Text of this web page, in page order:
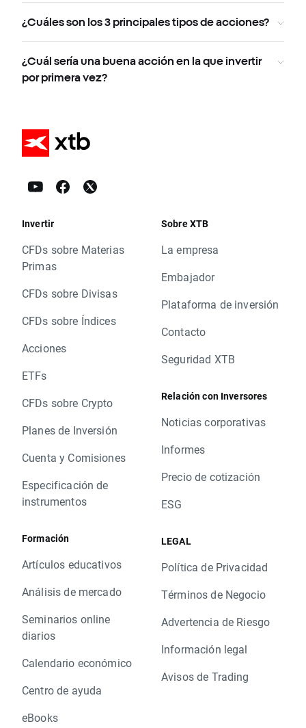
¿Cuáles son los 3 principales tipos de acciones?
¿Cuál sería una buena acción en la que invertir
por primera vez?
Invertir
CFDs sobre Materias
Primas
CFDs sobre Divisas
CFDs sobre Índices
Acciones
ETFs
CFDs sobre Crypto
Planes de Inversión
Cuenta y Comisiones
Especificación de
instrumentos
Formación
Artículos educativos
Análisis de mercado
Seminarios online
diarios
Calendario económico
Centro de ayuda
eBooks
Sobre XTB
La empresa
Embajador
Plataforma de inversión
Contacto
Seguridad XTB
Relación con Inversores
Noticias corporativas
Informes
Precio de cotización
ESG
LEGAL
Política de Privacidad
Términos de Negocio
Advertencia de Riesgo
Información legal
Avisos de Trading